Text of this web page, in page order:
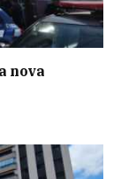
nova